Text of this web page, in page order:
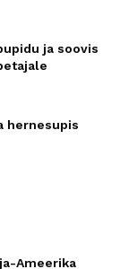
ja soovis
hernesupis
Ameerika